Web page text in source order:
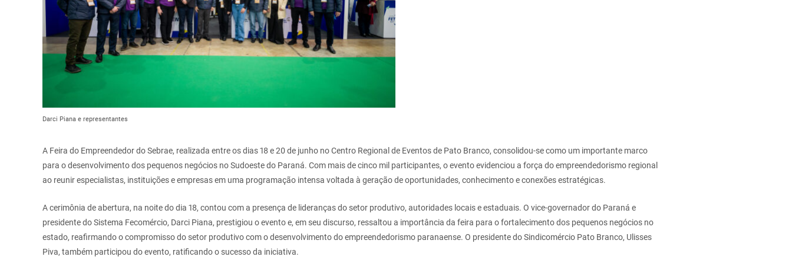
Darci Piana e representantes
A Feira do Empreendedor do Sebrae, realizada entre os dias 18 e 20 de junho no Centro Regional de Eventos de Pato Branco, consolidou-se como um importante marco
para o desenvolvimento dos pequenos negócios no Sudoeste do Paraná. Com mais de cinco mil participantes, o evento evidenciou a força do empreendedorismo regional
ao reunir especialistas, instituições e empresas em uma programação intensa voltada à geração de oportunidades, conhecimento e conexões estratégicas.
A cerimônia de abertura, na noite do dia 18, contou com a presença de lideranças do setor produtivo, autoridades locais e estaduais. O vice-governador do Paraná e
presidente do Sistema Fecomércio, Darci Piana, prestigiou o evento e, em seu discurso, ressaltou a importância da feira para o fortalecimento dos pequenos negócios no
estado, reafirmando o compromisso do setor produtivo com o desenvolvimento do empreendedorismo paranaense. O presidente do Sindicomércio Pato Branco, Ulisses
Piva, também participou do evento, ratificando o sucesso da iniciativa.